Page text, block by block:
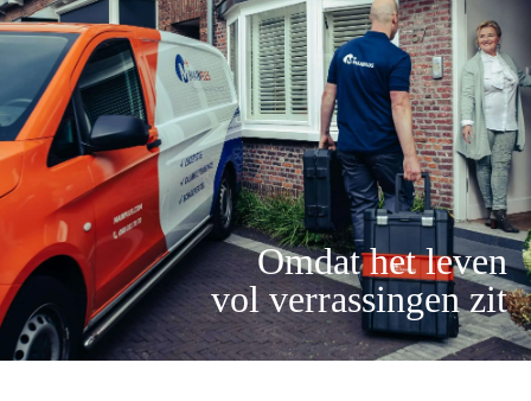
Omdat het leven
vol verrassingen zit